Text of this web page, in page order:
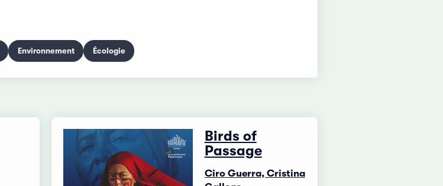
Environnement Écologie
Birds of
Passage
Ciro Guerra, Cristina